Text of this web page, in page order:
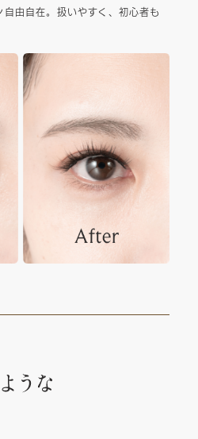
由自在。扱いやすく、初心者も